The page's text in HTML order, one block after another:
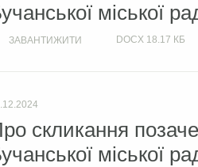
міської
ЗАВАНТИЖИТИ DOCX 18.17 КБ
скликання
міської